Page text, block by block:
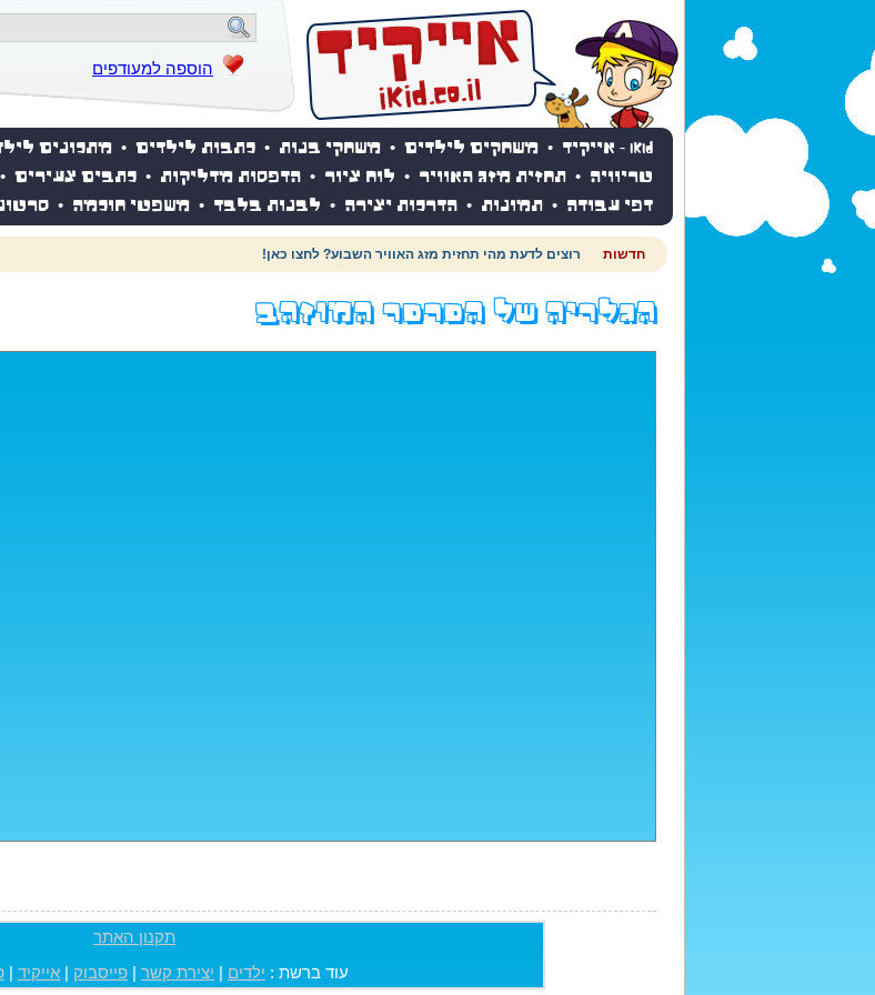
הוספה למעודפים
iKid - אייקיד • משחקים לילדים • משחקי בנות • כתבות לילדים • מתכונים
טריוויה • תחזית מזג האוויר • לוח ציור • הדפסות מדליקות • כתבים צעירים •
דפי עבודה • תמונות • הדרכות יצירה • לבנות בלבד • משפטי חוכמה •
חדשות רוצים לדעת מהי תחזית מזג האוויר השבוע? לחצו כאן!
הגלריה של הפרפר המוזהב
תקנון האתר
עוד ברשת : ילדים יצירת קשר פייסבוק אייקיד